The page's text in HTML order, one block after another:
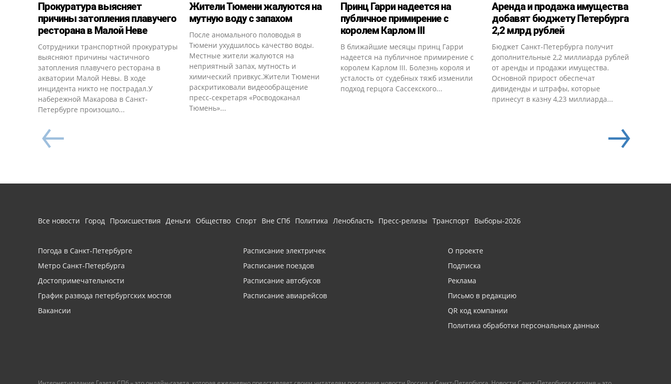
Прокуратура выясняет
причины затопления плавучего
ресторана в Малой Неве
Сотрудники транспортной прокуратуры
выясняют причины частичного
затопления плавучего ресторана в
акватории Малой Невы. В ходе
инцидента никто не пострадал.У
набережной Макарова в Санкт-
Петербурге произошло...
Жители Тюмени жалуются на
мутную воду с запахом
После аномального половодья в
Тюмени ухудшилось качество воды.
Местные жители жалуются на
неприятный запах, мутность и
химический привкус.Жители Тюмени
раскритиковали видеообращение
пресс-секретаря «Росводоканал
Тюмень»...
Принц Гарри надеется на
публичное примирение с
королем Карлом III
В ближайшие месяцы принц Гарри
надеется на публичное примирение с
королем Карлом III. Болезнь короля и
усталость от судебных тяжб изменили
подход герцога Сассекского...
Аренда и продажа имущества
добавят бюджету Петербурга
2,2 млрд рублей
Бюджет Санкт-Петербурга получит
дополнительные 2,2 миллиарда рублей
от аренды и продажи имущества.
Основной прирост обеспечат
дивиденды и штрафы, которые
принесут в казну 4,23 миллиарда...
Все новости Город Происшествия Деньги Общество Спорт Вне СПб Политика Ленобласть Пресс-релизы Транспорт Выборы-2026
Погода в Санкт-Петербурге
Метро Санкт-Петербурга
Достопримечательности
График развода петербургских мостов
Вакансии
Расписание электричек
Расписание поездов
Расписание автобусов
Расписание авиарейсов
О проекте
Подписка
Реклама
Письмо в редакцию
QR код компании
Политика обработки персональных данных